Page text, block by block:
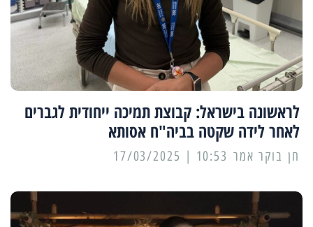
לראשונה בישראל: קבוצת תמיכה ייחודית לגברים
לאחר לידה שקטה בביה"ח אסותא
10:53 | 17/03/2025